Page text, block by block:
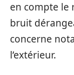
en compte le
bruit
concerne
l’extérieur.